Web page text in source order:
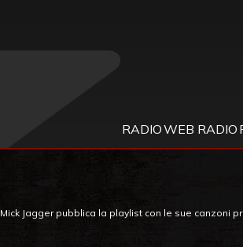
RADIOWEB RADIO
Mick Jagger pubblica la playlist con le sue canzoni